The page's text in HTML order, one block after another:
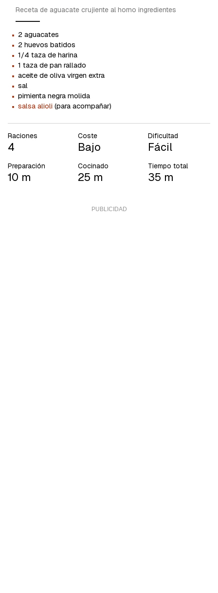
Receta de aguacate crujiente al horno ingredientes
· 2 aguacates
· 2 huevos batidos
· 1/4 taza de harina
· 1 taza de pan rallado
· aceite de oliva virgen extra
· sal
· pimienta negra molida
· salsa alioli (para acompañar)
Raciones
4
Coste
Bajo
Dificultad
Fácil
Preparación
10 m
Cocinado
25 m
Tiempo total
35 m